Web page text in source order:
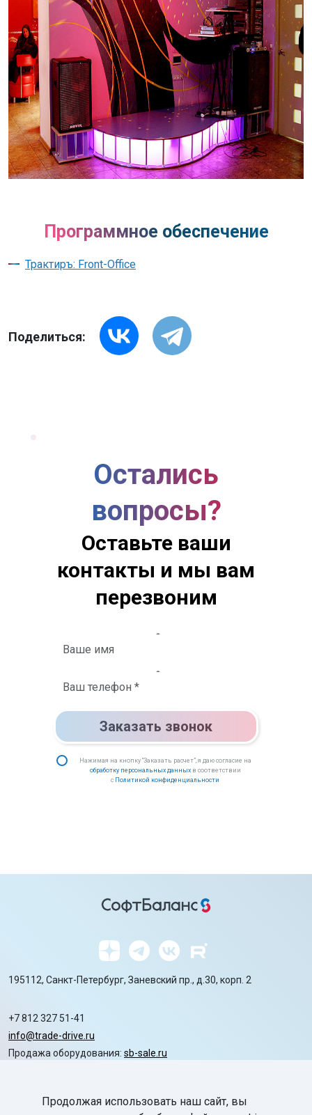
Программное обеспечение
Трактиръ: Front-Office
Поделиться:
Остались
вопросы?
Оставьте ваши
контакты и мы вам
перезвоним
Заказать звонок
Нажимая на кнопку “Заказать расчет”, я даю согласие на
обработку персональных данныхв соответствии
с Политикой конфиденциальности
195112, Санкт-Петербург, Заневский пр., д.30, корп. 2
+7 812 327 51-41
info@trade-drive.ru
Продажа оборудования: sb-sale.ru
Автоматизацияchevron_right
Продолжая использовать наш сайт, вы